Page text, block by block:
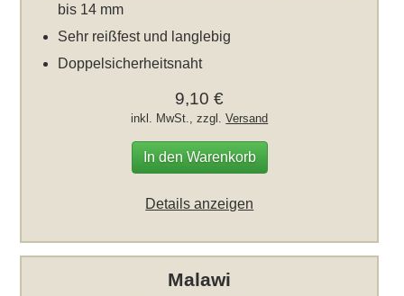
bis 14 mm
Sehr reißfest und langlebig
Doppelsicherheitsnaht
9,10 €
inkl. MwSt., zzgl.Versand
In den Warenkorb
Details anzeigen
Malawi